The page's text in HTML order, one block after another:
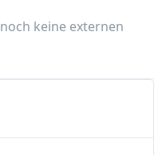
keine externen